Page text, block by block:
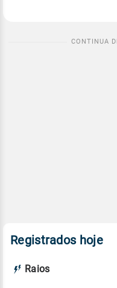
Registrados hoje
Raios